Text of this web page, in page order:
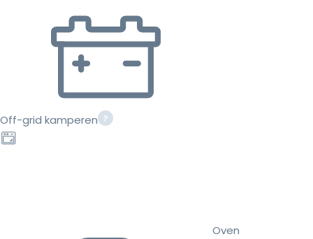
Off-grid kamperen
Oven